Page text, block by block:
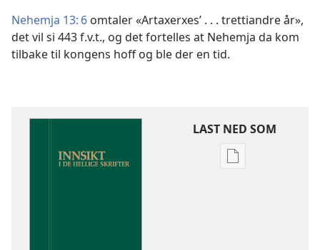
Nehemja 13: 6 omtaler «Artaxerxes’ . . . trettiandre år»,
det vil si 443 f.v.t., og det fortelles at Nehemja da kom
tilbake til kongens hoff og ble der en tid.
LAST NED SOM